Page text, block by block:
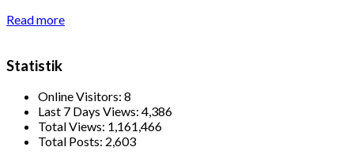
Read more
Statistik
Online Visitors: 8
Last 7 Days Views: 4,386
Total Views: 1,161,466
Total Posts: 2,603